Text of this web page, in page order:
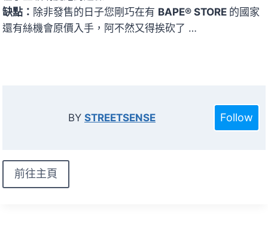
缺點： 除非發售的日子您剛巧在有 BAPE® STORE 的國家
還有絲機會原價入手，阿不然又得挨砍了 …
BY STREETSENSE Follow
前往主頁